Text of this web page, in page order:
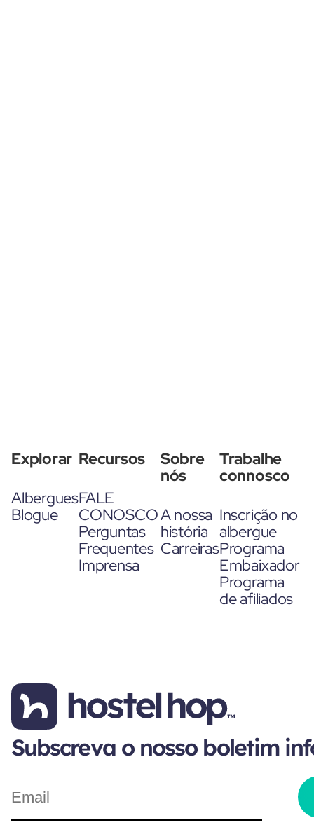
Explorar
Albergues
Blogue
Recursos
FALE
CONOSCO
Perguntas
Frequentes
Imprensa
Sobre
nós
A nossa
história
Carreiras
Trabalhe
connosco
Inscrição no
albergue
Programa
Embaixador
Programa
de afiliados
Subscreva o nosso boletim